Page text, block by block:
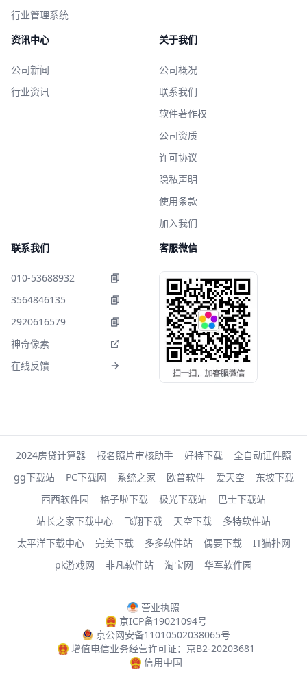
行业管理系统
资讯中心
公司新闻
行业资讯
关于我们
公司概况
联系我们
软件著作权
公司资质
许可协议
隐私声明
使用条款
加入我们
联系我们
010-53688932
3564846135
2920616579
神奇像素
在线反馈
客服微信
2024房贷计算器 报名照片审核助手 好特下载
全自动证件照
gg下载站
PC下载网 系统之家 欧普软件 爱天空
东坡下载
西西软件园
格子啦下载 极光下载站
巴士下载站
站长之家下载中心
飞翔下载 天空下载
多特软件站
太平洋下载中心
完美下载 多多软件站 偶要下载
IT猫扑网
pk游戏网
非凡软件站 淘宝网 华军软件园
营业执照
京ICP备19021094号
京公网安备11010502038065号
增值电信业务经营许可证：京B2-20203681
信用中国